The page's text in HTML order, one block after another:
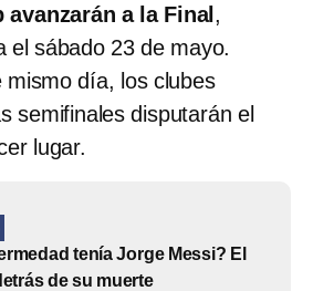
avanzarán a la Final,
el sábado 23 de mayo.
mismo día, los clubes
semifinales disputarán el
lugar.
tenía Jorge Messi? El
de su muerte